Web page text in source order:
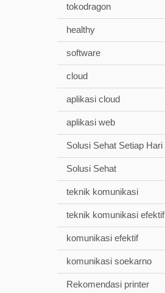
tokodragon
healthy
software
cloud
aplikasi cloud
aplikasi web
Solusi Sehat Setiap Hari
Solusi Sehat
teknik komunikasi
teknik komunikasi efektif
komunikasi efektif
komunikasi soekarno
Rekomendasi printer